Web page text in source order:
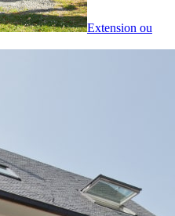
Extension ou